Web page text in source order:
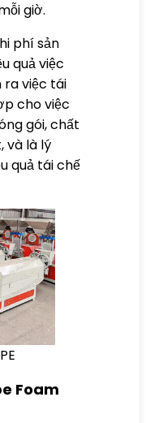
giờ.
phí sản
quả việc
ra việc tái
cho việc
gói, chất
và là lý
quả tái chế
Foam